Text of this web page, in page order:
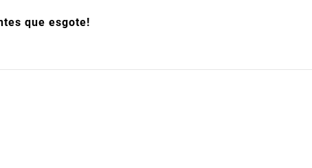
que esgote!